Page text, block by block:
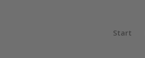
Start